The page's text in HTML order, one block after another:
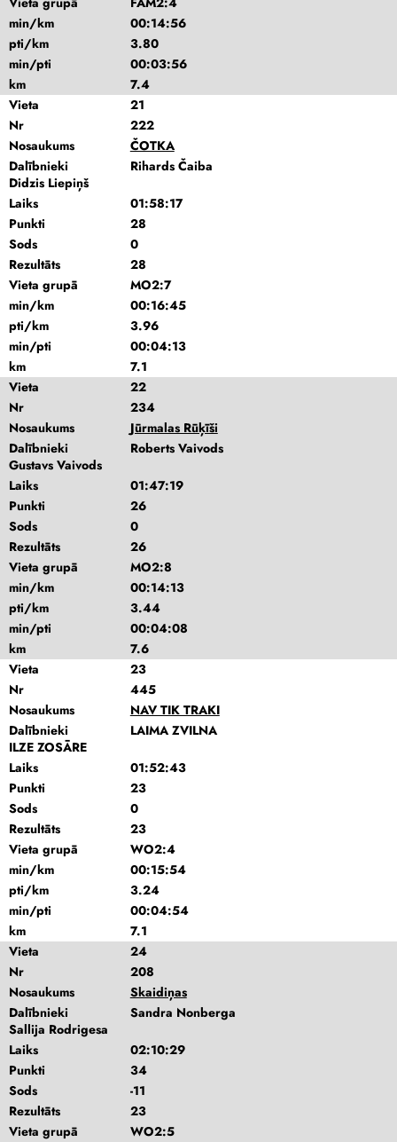
min/km
00:14:56
pti/km
3.80
min/pti
00:03:56
km
7.4
Vieta
21
Nr
222
Nosaukums
ČOTKA
Dalībnieki
Rihards Čaiba
Didzis Liepiņš
Laiks
01:58:17
Punkti
28
Sods
0
Rezultāts
28
Vieta grupā
MO2:7
min/km
00:16:45
pti/km
3.96
min/pti
00:04:13
km
7.1
Vieta
22
Nr
234
Nosaukums
Jūrmalas Rūķīši
Dalībnieki
Roberts Vaivods
Gustavs Vaivods
Laiks
01:47:19
Punkti
26
Sods
0
Rezultāts
26
Vieta grupā
MO2:8
min/km
00:14:13
pti/km
3.44
min/pti
00:04:08
km
7.6
Vieta
23
Nr
445
Nosaukums
NAV TIK TRAKI
Dalībnieki
LAIMA ZVILNA
ILZE ZOSĀRE
Laiks
01:52:43
Punkti
23
Sods
0
Rezultāts
23
Vieta grupā
WO2:4
min/km
00:15:54
pti/km
3.24
min/pti
00:04:54
km
7.1
Vieta
24
Nr
208
Nosaukums
Skaidiņas
Dalībnieki
Sandra Nonberga
Sallija Rodrigesa
Laiks
02:10:29
Punkti
34
Sods
-11
Rezultāts
23
Vieta grupā
WO2:5